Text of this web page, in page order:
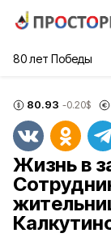
80 лет Победы
80.93 -0.20$
Жизнь в